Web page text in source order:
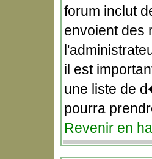
forum inclut
envoient des
il est
une liste de
pourra
Revenir en